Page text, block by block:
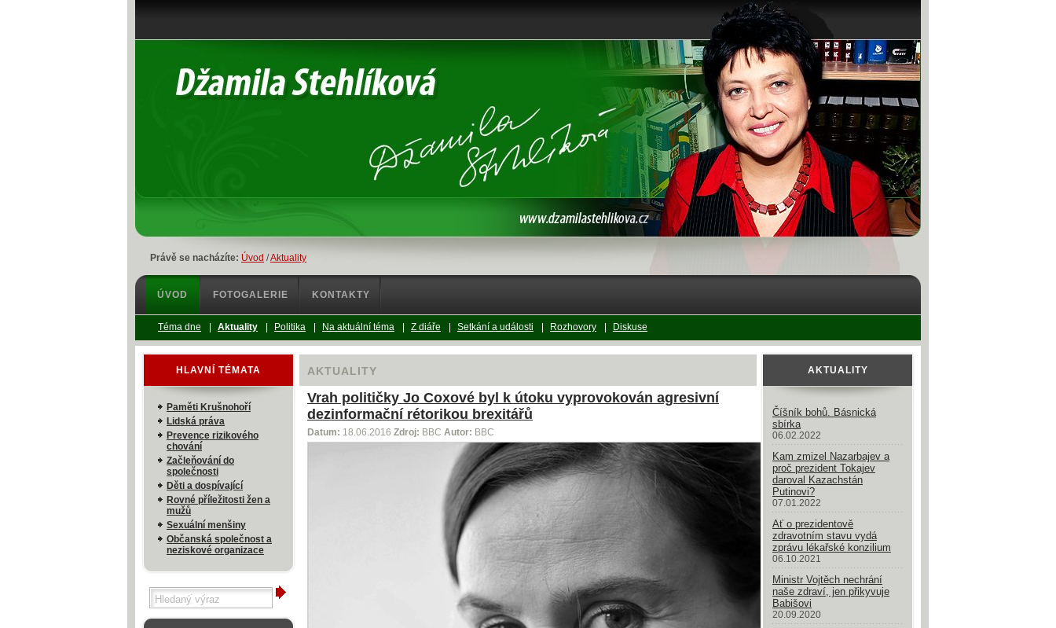
Právě se nacházíte: Úvod /Aktuality
AKTUALITY
Vrah političky Jo Coxové byl k útoku vyprovokován agresivní
dezinformační rétorikou brexitářů
Datum: 18.06.2016 Zdroj: BBC Autor: BBC
HLAVNÍ TÉMATA
Paměti Krušnohoří
Lidská práva
Prevence rizikového
chování
Začleňování do
společnosti
Děti a dospívající
Rovné příležitosti žen a
mužů
Sexuální menšiny
Občanská společnost a
neziskové organizace
AKTUALITY
Číšník bohů. Básnická
sbírka
06.02.2022
Kam zmizel Nazarbajev a
proč prezident Tokajev
daroval Kazachstán
Putinovi?
07.01.2022
Ať o prezidentově
zdravotním stavu vydá
zprávu lékařské konzilium
06.10.2021
Ministr Vojtěch nechrání
naše zdraví, jen přikyvuje
Babišovi
20.09.2020
ÚVOD FOTOGALERIE KONTAKTY
Téma dne Aktuality Politika Na aktuální téma Z diáře Setkání a události Rozhovory Diskuse